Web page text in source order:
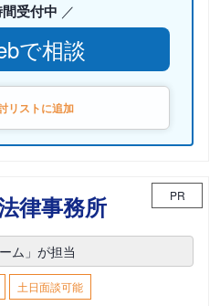
受付中
で相談
リストに追加
律事務所 PR
ム」が担当
土日面談可能